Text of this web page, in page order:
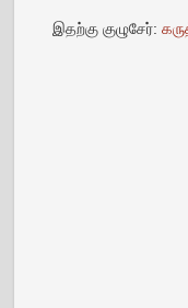
இதற்கு குழுசேர்: